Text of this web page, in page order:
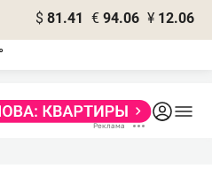
$ 81.41 € 94.06 ¥ 12.06